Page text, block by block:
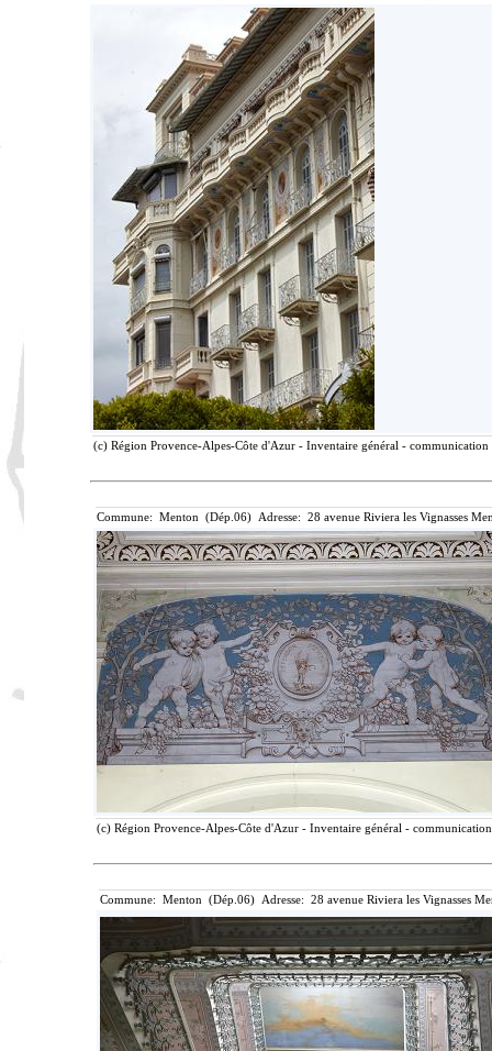
(c) Région Provence-Alpes-Côte d'Azur - Inventaire général -
Commune: Menton (Dép.06) Adresse: 28 avenue Riviera les Vignasses
(c) Région Provence-Alpes-Côte d'Azur - Inventaire général -
Commune: Menton (Dép.06) Adresse: 28 avenue Riviera les Vignasses